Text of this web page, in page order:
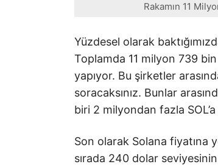
Rakamın 11
Yüzdesel olarak
Toplamda 11 milyon 739
yapıyor. Bu şirketler
soracaksınız. Bunlar
biri 2 milyondan fazla
Son olarak Solana fiyatına
sırada 240 dolar